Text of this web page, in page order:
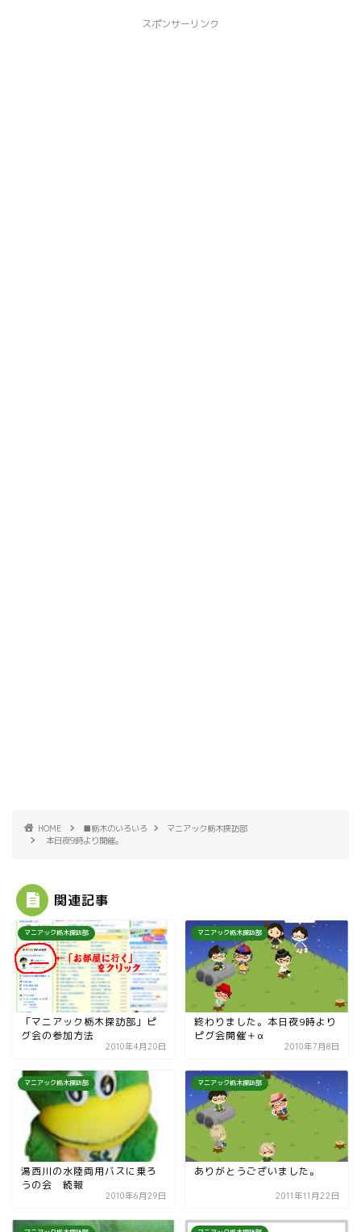
スポンサーリンク
HOME ■栃木のいろいろ
マニアック栃木探訪部
本日夜9時より開催。
関連記事
マニアック栃木探訪部
「マニアック栃木探訪部」ピ
グ会の参加方法
2010年4月20日
マニアック栃木探訪部
終わりました。本日夜9時より
ピグ会開催＋α
2010年7月8日
マニアック栃木探訪部
湯西川の水陸両用バスに乗ろ
うの会 続報
2010年6月29日
マニアック栃木探訪部
ありがとうございました。
2011年11月22日